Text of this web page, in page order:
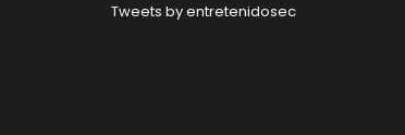
Tweets by entretenidosec